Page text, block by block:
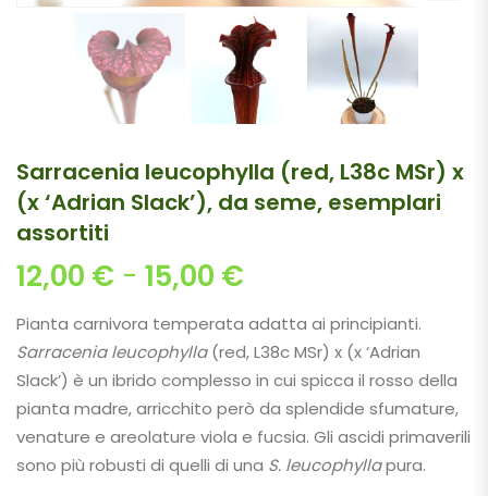
Sarracenia leucophylla (red, L38c MSr) x
(x ‘Adrian Slack’), da seme, esemplari
assortiti
12,00 € - 15,00 €
Pianta carnivora temperata adatta ai principianti.
Sarracenia leucophylla(red, L38c MSr) x (x ‘Adrian
Slack’) è un ibrido complesso in cui spicca il rosso della
pianta madre, arricchito però da splendide sfumature,
venature e areolature viola e fucsia. Gli ascidi primaverili
sono più robusti di quelli di una S. leucophyllapura.